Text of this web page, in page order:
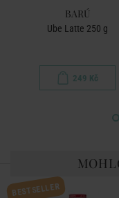
BARÚ
Ube Latte 250 g
249 Kč
BESTSELLER